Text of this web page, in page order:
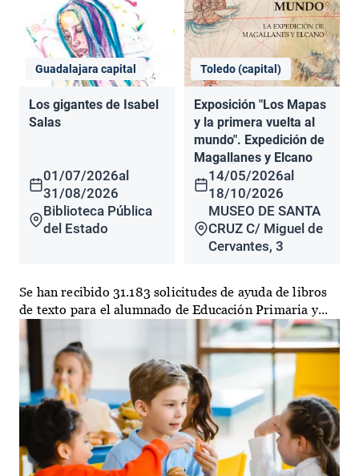
Guadalajara capital
Los gigantes de Isabel
Salas
01/07/2026al
31/08/2026
Biblioteca Pública
del Estado
Toledo (capital)
Exposición "Los Mapas
y la primera vuelta al
mundo". Expedición de
Magallanes y Elcano
14/05/2026al
18/10/2026
MUSEO DE SANTA
CRUZ C/ Miguel de
Cervantes, 3
Se han recibido 31.183 solicitudes de ayuda de libros
de texto para el alumnado de Educación Primaria y...